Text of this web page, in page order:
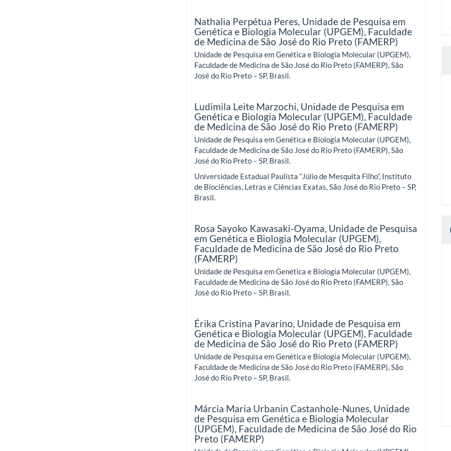
Nathalia Perpétua Peres, Unidade de Pesquisa em
Genética e Biologia Molecular (UPGEM), Faculdade
de Medicina de São José do Rio Preto (FAMERP)
Unidade de Pesquisa em Genética e Biologia Molecular (UPGEM),
Faculdade de Medicina de São José do Rio Preto (FAMERP), São
José do Rio Preto – SP, Brasil.
Ludimila Leite Marzochi, Unidade de Pesquisa em
Genética e Biologia Molecular (UPGEM), Faculdade
de Medicina de São José do Rio Preto (FAMERP)
Unidade de Pesquisa em Genética e Biologia Molecular (UPGEM),
Faculdade de Medicina de São José do Rio Preto (FAMERP), São
José do Rio Preto – SP, Brasil.
Universidade Estadual Paulista “Júlio de Mesquita Filho”, Instituto
de Biociências, Letras e Ciências Exatas, São José do Rio Preto – SP,
Brasil.
Rosa Sayoko Kawasaki-Oyama, Unidade de Pesquisa
em Genética e Biologia Molecular (UPGEM),
Faculdade de Medicina de São José do Rio Preto
(FAMERP)
Unidade de Pesquisa em Genética e Biologia Molecular (UPGEM),
Faculdade de Medicina de São José do Rio Preto (FAMERP), São
José do Rio Preto – SP, Brasil.
Érika Cristina Pavarino, Unidade de Pesquisa em
Genética e Biologia Molecular (UPGEM), Faculdade
de Medicina de São José do Rio Preto (FAMERP)
Unidade de Pesquisa em Genética e Biologia Molecular (UPGEM),
Faculdade de Medicina de São José do Rio Preto (FAMERP), São
José do Rio Preto – SP, Brasil.
Márcia Maria Urbanin Castanhole-Nunes, Unidade
de Pesquisa em Genética e Biologia Molecular
(UPGEM), Faculdade de Medicina de São José do Rio
Preto (FAMERP)